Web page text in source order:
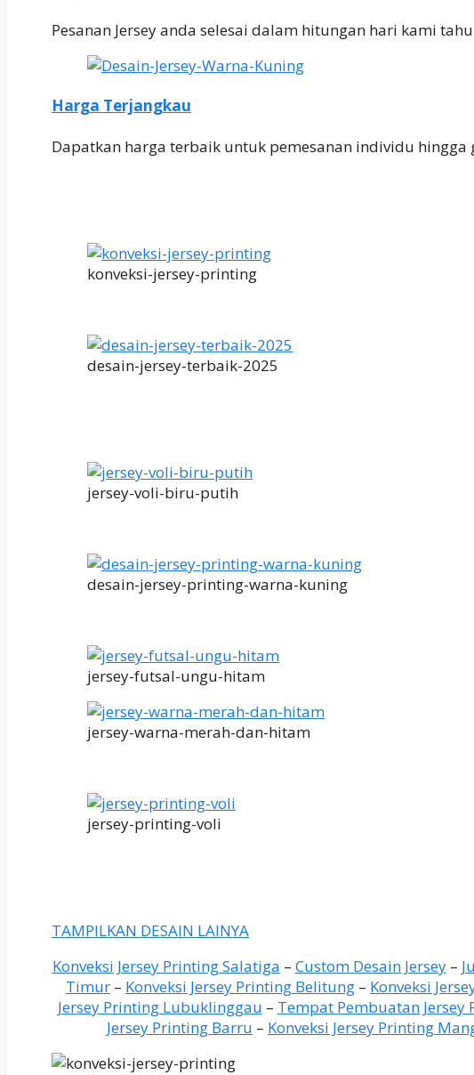
Pesanan Jersey anda selesai dalam hitungan hari kami
Harga Terjangkau
Dapatkan harga terbaik untuk pemesanan individu hingga
konveksi-jersey-printing
desain-jersey-terbaik-2025
jersey-voli-biru-putih
desain-jersey-printing-warna-kuning
jersey-futsal-ungu-hitam
jersey-warna-merah-dan-hitam
jersey-printing-voli
TAMPILKAN DESAIN LAINYA
Konveksi Jersey Printing Salatiga – Custom Desain Jersey–
Timur – Konveksi Jersey Printing Belitung – Konveksi
Jersey Printing Lubuklinggau – Tempat Pembuatan Jersey
Jersey Printing Barru – Konveksi Jersey Printing